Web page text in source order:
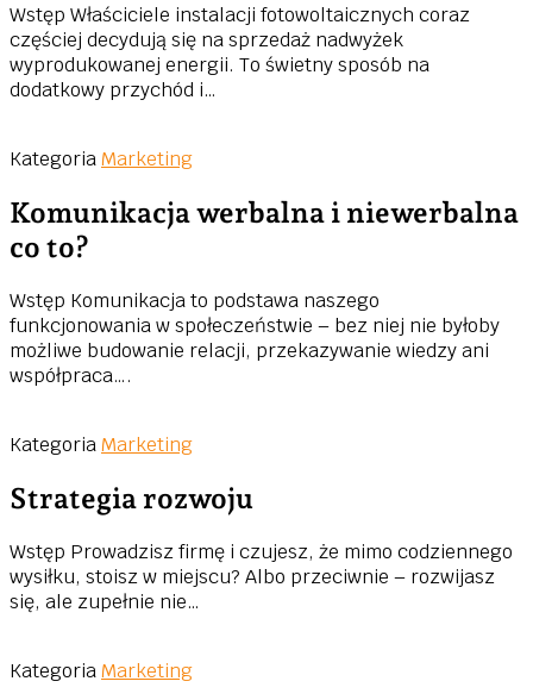
Wstęp Właściciele instalacji fotowoltaicznych coraz
częściej decydują się na sprzedaż nadwyżek
wyprodukowanej energii. To świetny sposób na
dodatkowy przychód i…
KategoriaMarketing
Komunikacja werbalna i niewerbalna
co to?
Wstęp Komunikacja to podstawa naszego
funkcjonowania w społeczeństwie – bez niej nie byłoby
możliwe budowanie relacji, przekazywanie wiedzy ani
współpraca….
KategoriaMarketing
Strategia rozwoju
Wstęp Prowadzisz firmę i czujesz, że mimo codziennego
wysiłku, stoisz w miejscu? Albo przeciwnie – rozwijasz
się, ale zupełnie nie…
KategoriaMarketing